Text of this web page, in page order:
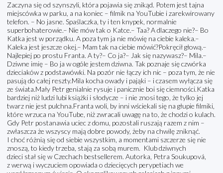
Zaczyna się od szynszyli, która pojawia się znikąd. Potem jest tajna
miejscówka w parku, a na koniec – filmik na YouTubie i zarekwirowany
telefon. – No jasne. Spaślaczka, ty i ten knypek, normalnie
superbohaterowie.– Nie mów tak o Katce.– Taa? A dlaczego nie?– Bo
Katka jest w porządku. A poza tym ja nie mówię na ciebie kaleka.–
Kaleka jest jeszcze okej.– Mam tak na ciebie mówić?Pokręcił głową.–
Najlepiej po prostu Franta. A ty?– Co ja?– Jak się nazywasz?– Mila.–
Dziwne imię – Bo ja w ogóle jestem dziwna. Tak poznaje się czwórka
dzieciaków z podstawówki. Na pozór nie łączy ich nic – poza tym, że nie
pasują do całej reszty.Mila kocha owady i pająki – i czasem wyłącza się
ze świata.Mały Petr genialnie rysuje i panicznie boi się ciemności.Katka
bardziej niż ludzi lubi książki i słodycze – i nie znosi tego, że tylko jej
twarz nie jest pulchna.Franta woli, by inni wściekali się na głupie filmiki,
które wrzuca na YouTube, niż zwracali uwagę na to, że chodzi o kulach.
Gdy Petr postanawia uciec z domu, pozostali ruszają razem z nim –
zwłaszcza że wszyscy mają dobre powody, żeby na chwilę zniknąć.
I choć różnią się od siebie wszystkim, a momentami szczerze się nie
znoszą, to kiedy trzeba, stają za sobą murem. Klub dziwnych
dzieci stał się w Czechach bestsellerem. Autorka, Petra Soukupová,
z werwą i wyczuciem opowiada o dziecięcych perypetiach we